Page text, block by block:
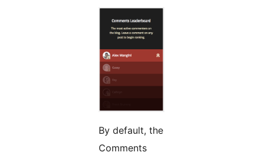
By default, the
Comments